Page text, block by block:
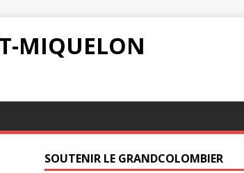
MIQUELON
SOUTENIR LE GRANDCOLOMBIER